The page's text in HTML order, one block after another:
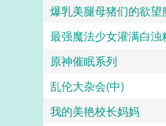
爆乳美腿母猪们的欲望
最强魔法少女灌满白
原神催眠系列
乱伦大杂会(中)
我的美艳校长妈妈